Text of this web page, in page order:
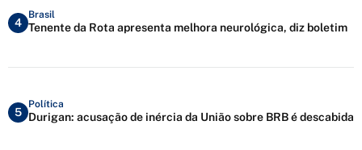
4
Brasil
Tenente da Rota apresenta melhora neurológica, diz boletim
5
Política
Durigan: acusação de inércia da União sobre BRB é descabida